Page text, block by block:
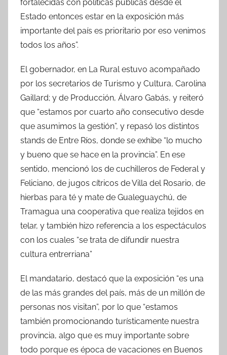
fortalecidas con políticas públicas desde el
Estado entonces estar en la exposición más
importante del país es prioritario por eso venimos
todos los años”.
El gobernador, en La Rural estuvo acompañado
por los secretarios de Turismo y Cultura, Carolina
Gaillard; y de Producción, Álvaro Gabás, y reiteró
que “estamos por cuarto año consecutivo desde
que asumimos la gestión”, y repasó los distintos
stands de Entre Ríos, donde se exhibe “lo mucho
y bueno que se hace en la provincia”. En ese
sentido, mencionó los de cuchilleros de Federal y
Feliciano, de jugos cítricos de Villa del Rosario, de
hierbas para té y mate de Gualeguaychú, de
Tramagua una cooperativa que realiza tejidos en
telar, y también hizo referencia a los espectáculos
con los cuales “se trata de difundir nuestra
cultura entrerriana”
El mandatario, destacó que la exposición “es una
de las más grandes del país, más de un millón de
personas nos visitan”, por lo que “estamos
también promocionando turísticamente nuestra
provincia, algo que es muy importante sobre
todo porque es época de vacaciones en Buenos